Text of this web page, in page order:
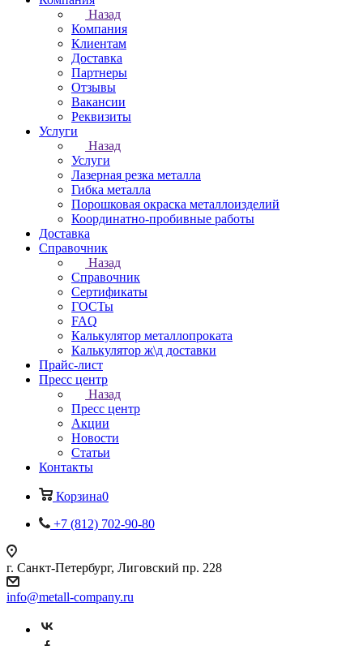
Назад
Компания
Клиентам
Доставка
Партнеры
Отзывы
Вакансии
Реквизиты
Услуги
Назад
Услуги
Лазерная резка металла
Гибка металла
Порошковая окраска металлоизделий
Координатно-пробивные работы
Доставка
Справочник
Назад
Справочник
Сертификаты
ГОСТы
FAQ
Калькулятор металлопроката
Калькулятор ж\д доставки
Прайс-лист
Пресс центр
Назад
Пресс центр
Акции
Новости
Статьи
Контакты
Корзина0
+7 (812) 702-90-80
г. Санкт-Петербург, Лиговский пр. 228
info@metall-company.ru